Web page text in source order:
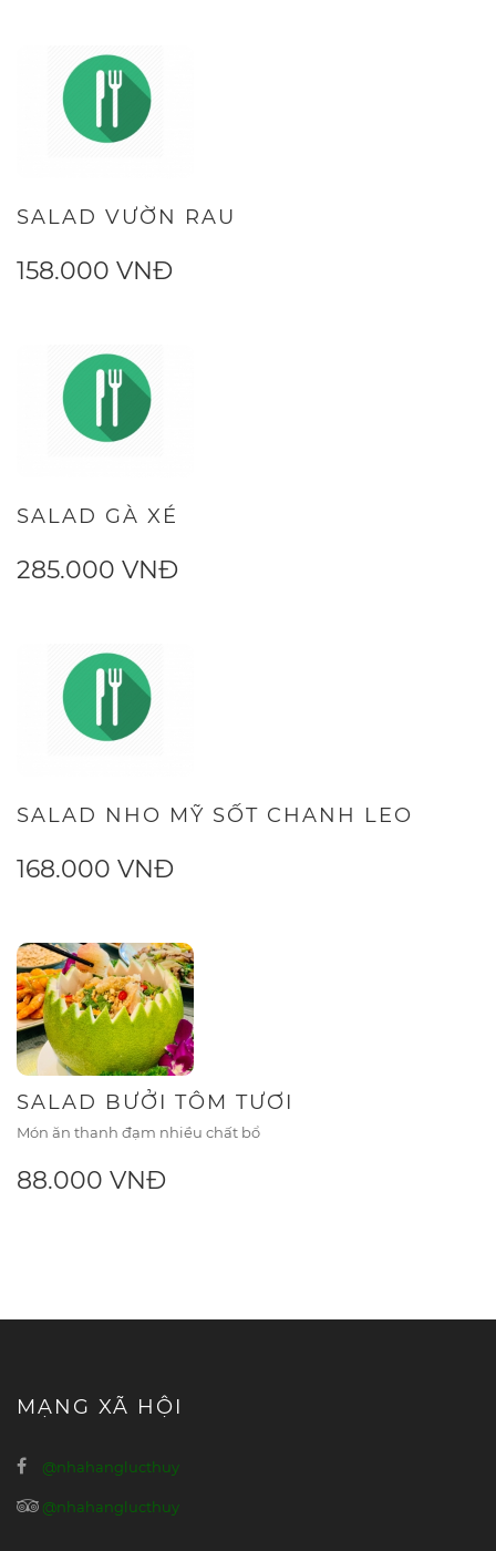
SALAD VƯỜN RAU
158.000 VNĐ
SALAD GÀ XÉ
285.000 VNĐ
SALAD NHO MỸ SỐT CHANH LEO
168.000 VNĐ
SALAD BƯỞI TÔM TƯƠI
Món ăn thanh đạm nhiều chất bổ
88.000 VNĐ
MẠNG XÃ HỘI
@nhahanglucthuy
@nhahanglucthuy